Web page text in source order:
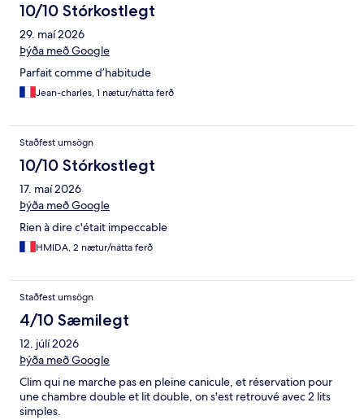
10/10 Stórkostlegt
29. maí 2026
Þýða með Google
Parfait comme d’habitude
Jean-charles, 1 nætur/nátta ferð
Staðfest umsögn
10/10 Stórkostlegt
17. maí 2026
Þýða með Google
Rien à dire c'était impeccable
HMIDA, 2 nætur/nátta ferð
Staðfest umsögn
4/10 Sæmilegt
12. júlí 2026
Þýða með Google
Clim qui ne marche pas en pleine canicule, et réservation pour
une chambre double et lit double, on s'est retrouvé avec 2 lits
simples.